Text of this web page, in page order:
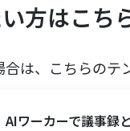
方はこち
は、こちらのテ
ワーカーで議事録